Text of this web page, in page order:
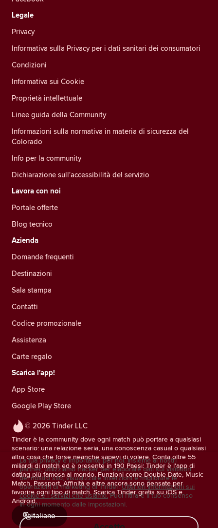
© 2026 Tinder LLC
Tinder è la community dove ogni match può portare a qualsiasi
scenario: una relazione seria, una conoscenza casual o qualsiasi
altra cosa che forse neanche sapevi di volere. Conta oltre 55
miliardi di match ed è presente in 190 Paesi: Tinder è l'app di
dating più famosa al mondo. Funzioni come Double Date, Music
Match, Passport, Affinità e altre ancora sono pensate per
favorire ogni tipo di match. Scarica Tinder gratis su iOS e
Android.
italiano
Legale
Privacy
Informativa sulla Privacy per i dati sanitari dei consumatori
Condizioni
Informativa sui Cookie
Proprietà intellettuale
Linee guida della Community
Informazioni sulla normativa in materia di sicurezza del
Colorado
Info per la community
Dichiarazione sull'accessibilità del servizio
Lavora con noi
Portale offerte
Blog tecnico
Azienda
Domande frequenti
Destinazioni
Sala stampa
Contatti
Codice promozionale
Assistenza
Carte regalo
Scarica l'app!
App Store
Google Play Store
La tua privacy è importante per noi. Insieme ai nostri
partner, utilizziamo tracker per elaborare dati sui visitatori
del nostro sito, visualizzare inserzioni e migliorare le
operazioni di marketing di Tinder. Ulteriori informazioni sui
cookie e i servizi che usiamo. Puoi ritirare il tuo consenso
in ogni momento dalle impostazioni.